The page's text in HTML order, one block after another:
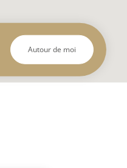
Autour de moi